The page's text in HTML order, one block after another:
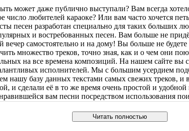
может даже публично выступали? Вам всегда
любителей караоке? Или вам часто хочется
песен разработан специально для таких больших
и востребованных песен. Вам больше не
самостоятельно и на дому! Вы больше не
множество треков, точно зная, как и о чем они
на все времена композиций. На нашем сайте
исполнителей. Мы с большим усердием
нашу базу данных текстами самых свежих
и сделали её в то же время очень простой и
вам песни посредством использования
вам композиции, или у вас появились
специалистов тщательно изучит
Читать полностью